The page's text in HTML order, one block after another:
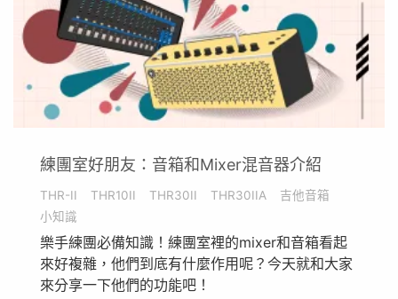
練團室好朋友：音箱和Mixer混音器介紹
THR-II THR10II THR30II THR30IIA
吉他音箱
小知識
樂手練團必備知識！練團室裡的mixer和音箱看起
來好複雜，他們到底有什麼作用呢？今天就和大家
來分享一下他們的功能吧！